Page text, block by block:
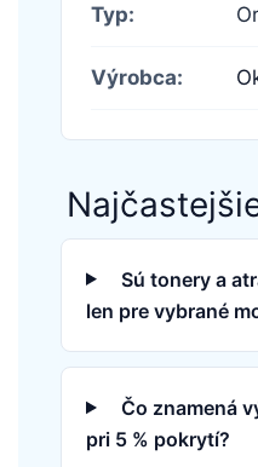
Typ:
Výrobca:
Sú tonery a
len pre vybrané
Čo znamená
pri 5 % pokrytí?